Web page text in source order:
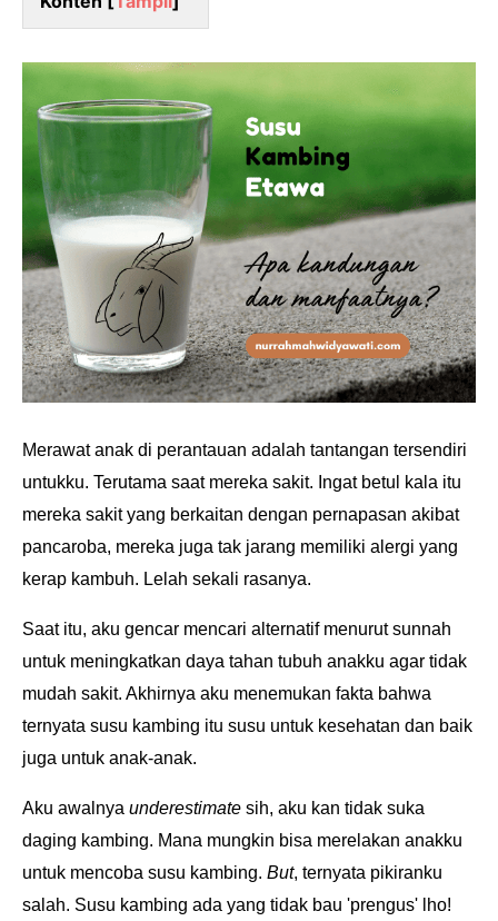
Merawat anak di perantauan adalah tantangan tersendiri
untukku. Terutama saat mereka sakit. Ingat betul kala itu
mereka sakit yang berkaitan dengan pernapasan akibat
pancaroba, mereka juga tak jarang memiliki alergi yang
kerap kambuh. Lelah sekali rasanya.
Saat itu, aku gencar mencari alternatif menurut sunnah
untuk meningkatkan daya tahan tubuh anakku agar tidak
mudah sakit. Akhirnya aku menemukan fakta bahwa
ternyata susu kambing itu susu untuk kesehatan dan baik
juga untuk anak-anak.
Aku awalnya underestimate sih, aku kan tidak suka
daging kambing. Mana mungkin bisa merelakan anakku
untuk mencoba susu kambing. But, ternyata pikiranku
salah. Susu kambing ada yang tidak bau 'prengus' lho!